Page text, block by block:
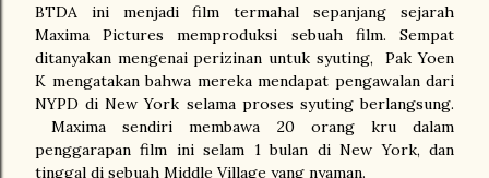
BTDA ini menjadi film termahal sepanjang sejarah
Maxima Pictures memproduksi sebuah film. Sempat
ditanyakan mengenai perizinan untuk syuting,
Pak Yoen
K mengatakan bahwa mereka mendapat pengawalan dari
NYPD di New York selama proses syuting berlangsung.
Maxima sendiri membawa 20 orang kru dalam
penggarapan film ini selam 1 bulan di New York, dan
tinggal di sebuah Middle Village yang nyaman.